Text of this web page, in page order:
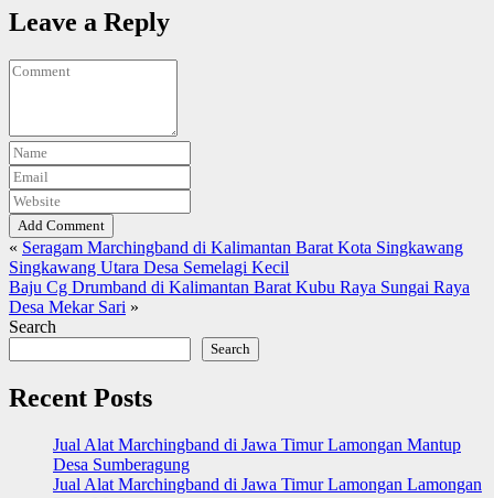
Leave a Reply
Add Comment
« Seragam Marchingband di Kalimantan Barat Kota Singkawang
Singkawang Utara Desa Semelagi Kecil
Baju Cg Drumband di Kalimantan Barat Kubu Raya Sungai Raya
Desa Mekar Sari »
Search
Search
Recent Posts
Jual Alat Marchingband di Jawa Timur Lamongan Mantup
Desa Sumberagung
Jual Alat Marchingband di Jawa Timur Lamongan Lamongan